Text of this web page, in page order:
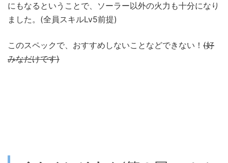
にもなるということで、ソーラー以外の火力も十分になり
ました。(全員スキルLv5前提)
このスペックで、おすすめしないことなどできない！ (好
みなだけです)